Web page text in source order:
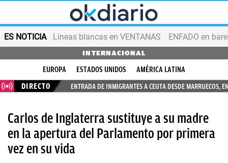
ES NOTICIA Líneas blancas en VENTANAS ENFADO en
INTERNACIONAL
EUROPA ESTADOS UNIDOS
AMÉRICA LATINA
DIRECTO
ENTRADA DE INMIGRANTES A CEUTA DESDE MARRUECOS,
Carlos de Inglaterra sustituye a su madre
en la apertura del Parlamento por primera
vez en su vida